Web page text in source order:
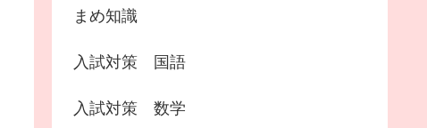
まめ知識
入試対策 国語
入試対策 数学